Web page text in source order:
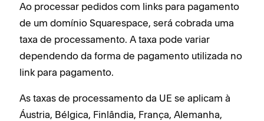
Ao processar pedidos com links para pagamento
de um domínio Squarespace, será cobrada uma
taxa de processamento. A taxa pode variar
dependendo da forma de pagamento utilizada no
link para pagamento.
As taxas de processamento da UE se aplicam à
Áustria, Bélgica, Finlândia, França, Alemanha,